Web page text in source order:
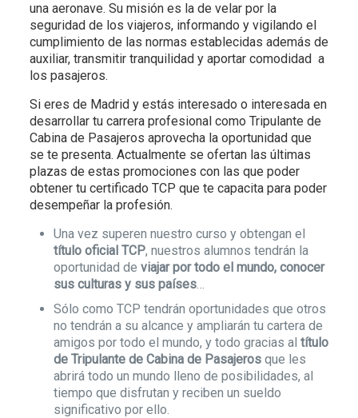
una aeronave. Su misión es la de velar por la
seguridad de los viajeros, informando y vigilando el
cumplimiento de las normas establecidas además de
auxiliar, transmitir tranquilidad y aportar comodidad a
los pasajeros.
Si eres de Madrid y estás interesado o interesada en
desarrollar tu carrera profesional como Tripulante de
Cabina de Pasajeros aprovecha la oportunidad que
se te presenta. Actualmente se ofertan las últimas
plazas de estas promociones con las que poder
obtener tu certificado TCP que te capacita para poder
desempeñar la profesión.
Una vez superen nuestro curso y obtengan el
título oficial TCP, nuestros alumnos tendrán la
oportunidad de viajar por todo el mundo, conocer
sus culturas y sus países…
Sólo como TCP tendrán oportunidades que otros
no tendrán a su alcance y ampliarán tu cartera de
amigos por todo el mundo, y todo gracias al título
de Tripulante de Cabina de Pasajerosque les
abrirá todo un mundo lleno de posibilidades, al
tiempo que disfrutan y reciben un sueldo
significativo por ello.